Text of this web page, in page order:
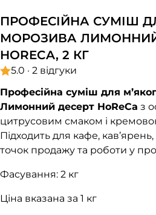
ПРОФЕСІЙНА СУМІШ
МОРОЗИВА
HORECA, 2 КГ
5.0 · 2 відгуки
Професійна суміш для
Лимонний десерт HoReCa з
цитрусовим смаком і
Підходить для кафе,
точок продажу та роботи у
Фасування: 2 кг
Ціна вказана за 1 кг